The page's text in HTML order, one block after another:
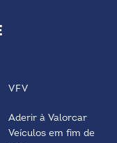
VFV
Aderir à Valorcar
Veículos em fim de